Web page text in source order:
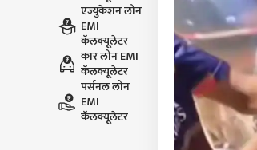
एज्युकेशन लोन
EMI
कॅलक्यूलेटर
कार लोन EMI
कॅलक्यूलेटर
पर्सनल लोन
EMI
कॅलक्यूलेटर